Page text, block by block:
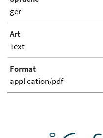
ger
Art
Text
Format
application/pdf